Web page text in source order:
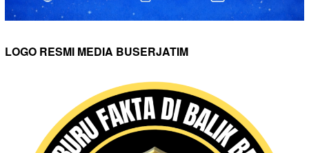
LOGO RESMI MEDIA BUSERJATIM